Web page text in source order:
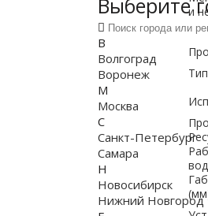
и
В
Волгоград
Воронеж
М
Москва
С
Санкт-Петербург
Самара
Н
Новосибирск
Нижний Новгород